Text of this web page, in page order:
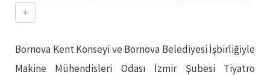
+
Bornova Kent Konseyi ve Bornova Belediyesi İşbirliğiyle
Makine Mühendisleri Odası İzmir Şubesi Tiyatro